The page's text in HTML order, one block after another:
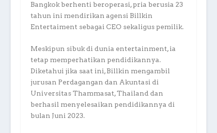
Bangkok berhenti beroperasi, pria berusia 23
tahun ini mendirikan agensi Billkin
Entertaiment sebagai CEO sekaligus pemilik.
Meskipun sibuk di dunia entertainment, ia
tetap memperhatikan pendidikannya.
Diketahui jika saat ini, Billkin mengambil
jurusan Perdagangan dan Akuntasi di
Universitas Thammasat, Thailand dan
berhasil menyelesaikan pendidikannya di
bulan Juni 2023.